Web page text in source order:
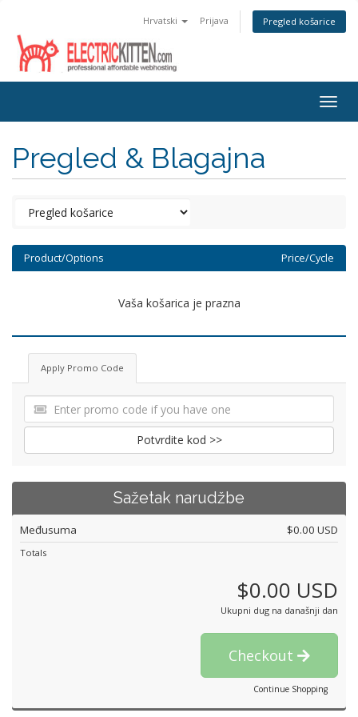
Hrvatski Prijava Pregled košarice
Pregled & Blagajna
Product/Options Price/Cycle
Vaša košarica je prazna
Apply Promo Code
Potvrdite kod >>
Sažetak narudžbe
Međusuma $0.00 USD
Totals
$0.00 USD
Ukupni dug na današnji dan
Checkout
Continue Shopping